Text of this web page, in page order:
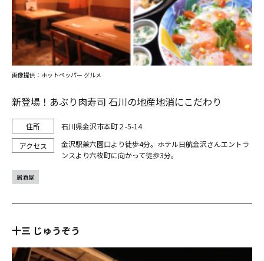
新登場！あぶり肉寿司 石川の地産地消にこだわり
石川県金沢市本町２-5-14
金沢駅兼六園口より徒歩4分。ホテル日航金沢さんエントラ
ンスより六枚町に向かって徒歩3分。
画像提供：ホットペッパー グルメ
居酒屋
十三 じゅうぞう